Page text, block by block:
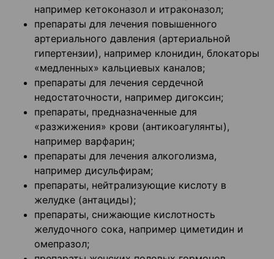
например кетоконазол и итраконазол;
препараты для лечения повышенного
артериального давления (артериальной
гипертензии), например клонидин, блокаторы
«медленных» кальциевых каналов;
препараты для лечения сердечной
недостаточности, например дигоксин;
препараты, предназначенные для
«разжижения» крови (антикоагулянты),
например варфарин;
препараты для лечения алкоголизма,
например дисульфирам;
препараты, нейтрализующие кислоту в
желудке (антациды);
препараты, снижающие кислотность
желудочного сока, например циметидин и
омепразол;